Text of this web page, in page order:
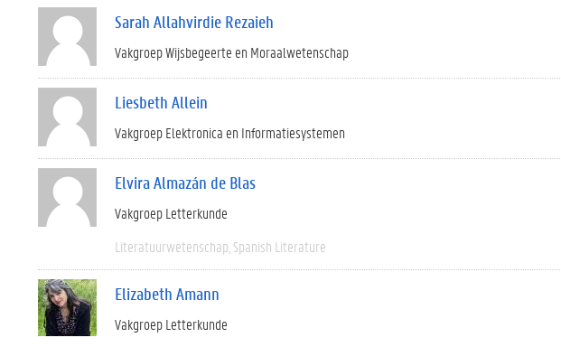
Sarah Allahvirdie Rezaieh
Vakgroep Wijsbegeerte en Moraalwetenschap
Liesbeth Allein
Vakgroep Elektronica en Informatiesystemen
Elvira Almazán de Blas
Vakgroep Letterkunde
Literatuurwetenschap Spanish Literature
Elizabeth Amann
Vakgroep Letterkunde